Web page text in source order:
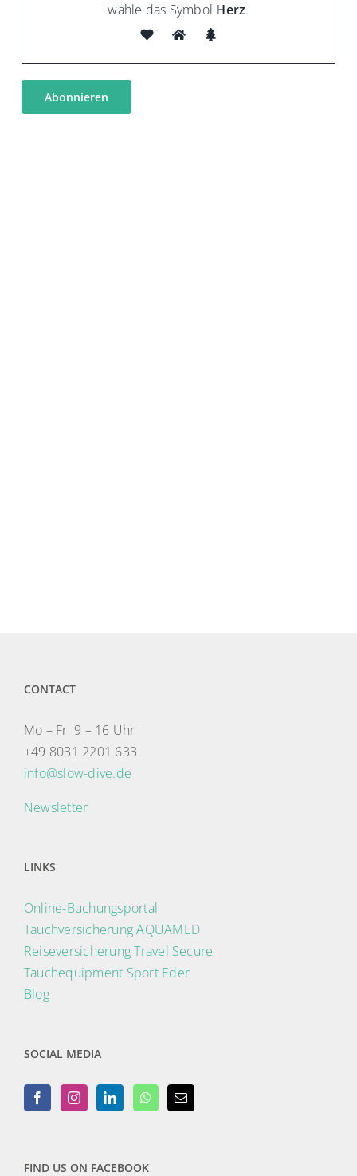
wähle das Symbol Herz.
CONTACT
Mo – Fr 9 – 16 Uhr
+49 8031 2201 633
info@slow-dive.de
Newsletter
LINKS
Online-Buchungsportal
Tauchversicherung AQUAMED
Reiseversicherung Travel Secure
Tauchequipment Sport Eder
Blog
SOCIAL MEDIA
FIND US ON FACEBOOK